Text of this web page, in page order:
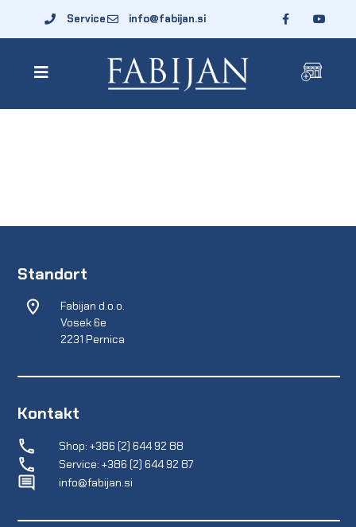
Service info@fabijan.si
Standort
Fabijan d.o.o.
Vosek 6e
2231 Pernica
Kontakt
Shop: +386 (2) 644 92 88
Service: +386 (2) 644 92 87
info@fabijan.si